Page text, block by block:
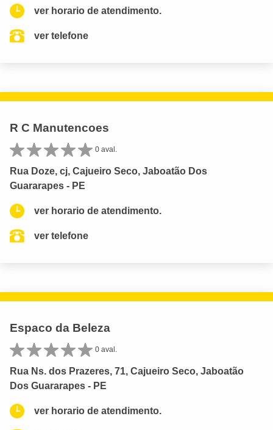
ver horario de atendimento.
ver telefone
R C Manutencoes
0 aval.
Rua Doze, cj, Cajueiro Seco, Jaboatão Dos
Guararapes - PE
ver horario de atendimento.
ver telefone
Espaco da Beleza
0 aval.
Rua Ns. dos Prazeres, 71, Cajueiro Seco, Jaboatão
Dos Guararapes - PE
ver horario de atendimento.